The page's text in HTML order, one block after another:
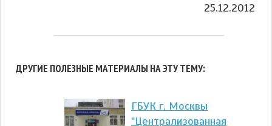
25.12.2012
ДРУГИЕ ПОЛЕЗНЫЕ МАТЕРИАЛЫ НА ЭТУ ТЕМУ:
ГБУК г. Москвы
"Централизованная